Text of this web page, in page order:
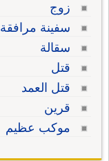
زوج
سفينة مرافقة
سقالة
قتل
قتل العمد
قرين
موكب عظيم